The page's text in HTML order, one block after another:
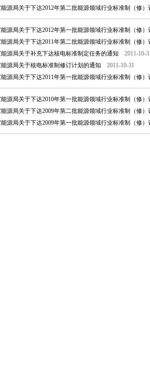
能源局关于下达2012年第二批能源领域行业标准制（修
能源局关于下达2012年第一批能源领域行业标准制（修
能源局关于下达2011年第二批能源领域行业标准制（修
能源局关于补充下达核电标准制定任务的通知
2011-10-
能源局关于核电标准制修订计划的通知
2011-10-31
能源局关于下达2011年第一批能源领域行业标准制（修
能源局关于下达2010年第一批能源领域行业标准制（修
能源局关于下达2009年第二批能源领域行业标准制（修
能源局关于下达2009年第一批能源领域行业标准制（修